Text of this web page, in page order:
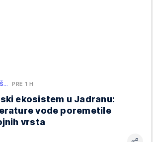
PRE 1 H
ekosistem u Jadranu:
vode poremetile
vrsta